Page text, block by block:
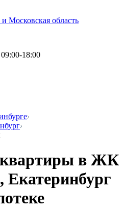
Московская область
18:00
в ЖК